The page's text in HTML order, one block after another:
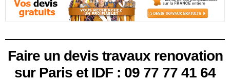
Faire un devis travaux renovation
sur Paris et IDF : 09 77 77 41 64